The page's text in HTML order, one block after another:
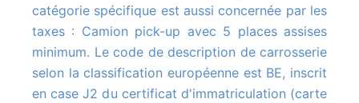
catégorie spécifique est aussi concernée par les
taxes : Camion pick-up avec 5 places assises
minimum. Le code de description de carrosserie
selon la classification européenne est BE, inscrit
en case J2 du certificat d'immatriculation (carte